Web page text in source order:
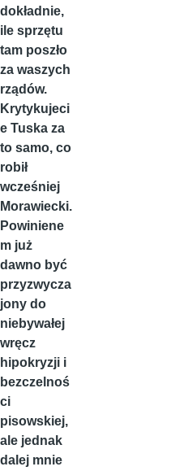
dokładnie,
ile sprzętu
tam poszło
za waszych
rządów.
Krytykujeci
e Tuska za
to samo, co
robił
wcześniej
Morawiecki.
Powiniene
m już
dawno być
przyzwycza
jony do
niebywałej
wręcz
hipokryzji i
bezczelnoś
ci
pisowskiej,
ale jednak
dalej mnie